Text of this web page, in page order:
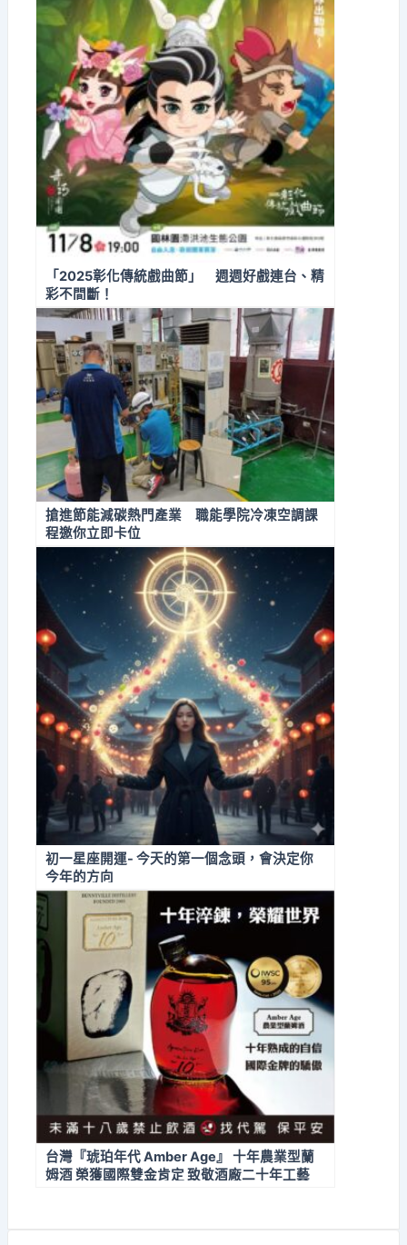
「2025彰化傳統戲曲節」 週週好戲連台、精
彩不間斷！
搶進節能減碳熱門產業 職能學院冷凍空調課
程邀你立即卡位
初一星座開運- 今天的第一個念頭，會決定你
今年的方向
台灣『琥珀年代 Amber Age』 十年農業型蘭
姆酒 榮獲國際雙金肯定 致敬酒廠二十年工藝